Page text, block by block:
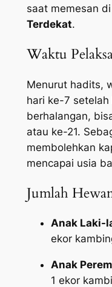
saat memesan
Terdekat.
Waktu
Menurut hadits,
hari ke-7 setelah
berhalangan,
atau ke-21.
membolehkan
mencapai usia
Jumlah
Anak Laki-
ekor
Anak
1 ekor